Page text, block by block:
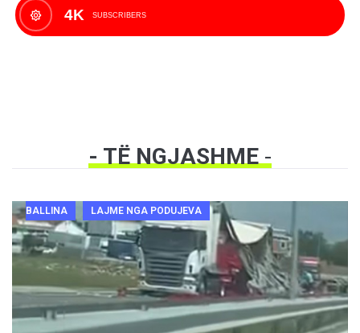
4K SUBSCRIBERS
- TË NGJASHME-
BALLINA LAJME NGA PODUJEVA